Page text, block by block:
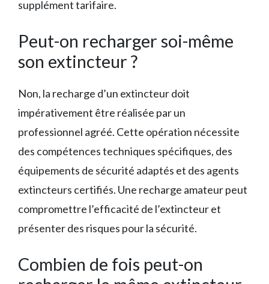
supplément tarifaire.
Peut-on recharger soi-même
son extincteur ?
Non, la recharge d’un extincteur doit
impérativement être réalisée par un
professionnel agréé. Cette opération nécessite
des compétences techniques spécifiques, des
équipements de sécurité adaptés et des agents
extincteurs certifiés. Une recharge amateur peut
compromettre l’efficacité de l’extincteur et
présenter des risques pour la sécurité.
Combien de fois peut-on